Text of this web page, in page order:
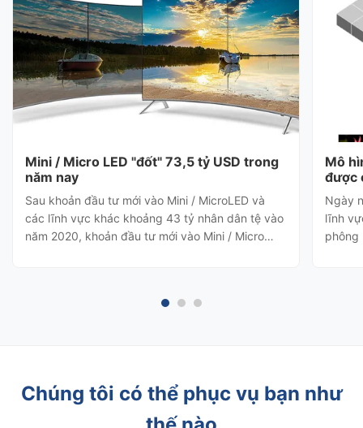
Mini / Micro LED "đốt" 73,5 tỷ USD trong
năm nay
Sau khoản đầu tư mới vào Mini / MicroLED và
các lĩnh vực khác khoảng 43 tỷ nhân dân tệ vào
năm 2020, khoản đầu tư mới vào Mini / Micro
tháng 10 năm 2021, khoản đầu tư m...
Mô
được
Ngày
lĩnh
phông
Chúng tôi có thể phục vụ bạn như